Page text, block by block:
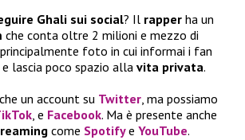
Ghali sui social? Il rapper ha un
che conta oltre 2 milioni e mezzo di
foto in cui informai i fan
e lascia poco spazio alla vita privata.
un account su Twitter, ma possiamo
, e Facebook. Ma è presente anche
come Spotifye YouTube.